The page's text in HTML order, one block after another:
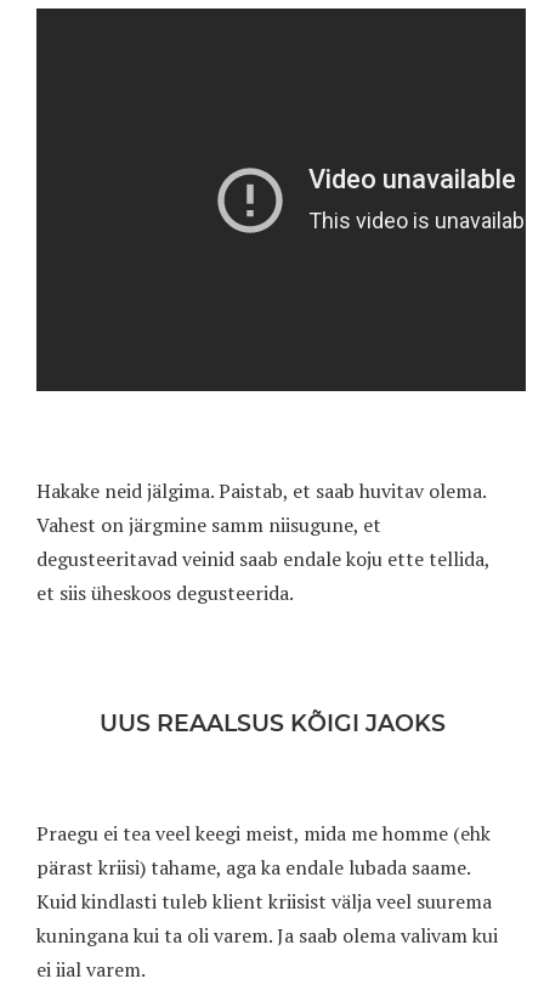
Hakake neid jälgima. Paistab, et saab huvitav olema.
Vahest on järgmine samm niisugune, et
degusteeritavad veinid saab endale koju ette tellida,
et siis üheskoos degusteerida.
UUS REAALSUS KÕIGI JAOKS
Praegu ei tea veel keegi meist, mida me homme (ehk
pärast kriisi) tahame, aga ka endale lubada saame.
Kuid kindlasti tuleb klient kriisist välja veel suurema
kuningana kui ta oli varem. Ja saab olema valivam kui
ei iial varem.